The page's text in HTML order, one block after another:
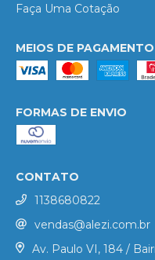
Faça Uma Cotação
MEIOS DE PAGAMENTO
FORMAS DE ENVIO
CONTATO
1138680822
vendas@alezi.com.br
Av. Paulo VI, 184 /